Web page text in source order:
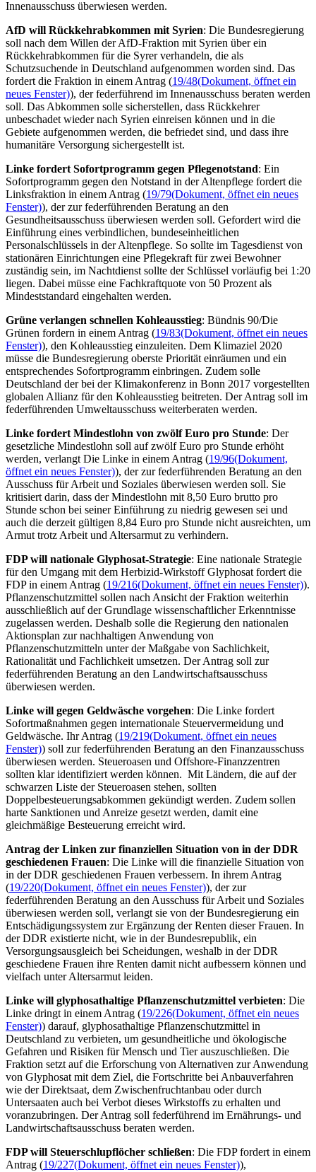
Innenausschuss überwiesen werden.
AfD will Rückkehrabkommen mit Syrien: Die Bundesregierung
soll nach dem Willen der AfD-Fraktion mit Syrien über ein
Rückkehrabkommen für die Syrer verhandeln, die als
Schutzsuchende in Deutschland aufgenommen worden sind. Das
fordert die Fraktion in einem Antrag (19/48(Dokument, öffnet ein
neues Fenster)), der federführend im Innenausschuss beraten werden
soll. Das Abkommen solle sicherstellen, dass Rückkehrer
unbeschadet wieder nach Syrien einreisen können und in die
Gebiete aufgenommen werden, die befriedet sind, und dass ihre
humanitäre Versorgung sichergestellt ist.
Linke fordert Sofortprogramm gegen Pflegenotstand: Ein
Sofortprogramm gegen den Notstand in der Altenpflege fordert die
Linksfraktion in einem Antrag (19/79(Dokument, öffnet ein neues
Fenster)), der zur federführenden Beratung an den
Gesundheitsausschuss überwiesen werden soll. Gefordert wird die
Einführung eines verbindlichen, bundeseinheitlichen
Personalschlüssels in der Altenpflege. So sollte im Tagesdienst von
stationären Einrichtungen eine Pflegekraft für zwei Bewohner
zuständig sein, im Nachtdienst sollte der Schlüssel vorläufig bei 1:20
liegen. Dabei müsse eine Fachkraftquote von 50 Prozent als
Mindeststandard eingehalten werden.
Grüne verlangen schnellen Kohleausstieg: Bündnis 90/Die
Grünen fordern in einem Antrag (19/83(Dokument, öffnet ein neues
Fenster)), den Kohleausstieg einzuleiten. Dem Klimaziel 2020
müsse die Bundesregierung oberste Priorität einräumen und ein
entsprechendes Sofortprogramm einbringen. Zudem solle
Deutschland der bei der Klimakonferenz in Bonn 2017 vorgestellten
globalen Allianz für den Kohleausstieg beitreten. Der Antrag soll im
federführenden Umweltausschuss weiterberaten werden.
Linke fordert Mindestlohn von zwölf Euro pro Stunde: Der
gesetzliche Mindestlohn soll auf zwölf Euro pro Stunde erhöht
werden, verlangt Die Linke in einem Antrag (19/96(Dokument,
öffnet ein neues Fenster)), der zur federführenden Beratung an den
Ausschuss für Arbeit und Soziales überwiesen werden soll. Sie
kritisiert darin, dass der Mindestlohn mit 8,50 Euro brutto pro
Stunde schon bei seiner Einführung zu niedrig gewesen sei und
auch die derzeit gültigen 8,84 Euro pro Stunde nicht ausreichten, um
Armut trotz Arbeit und Altersarmut zu verhindern.
FDP will nationale Glyphosat-Strategie: Eine nationale Strategie
für den Umgang mit dem Herbizid-Wirkstoff Glyphosat fordert die
FDP in einem Antrag (19/216(Dokument, öffnet ein neues Fenster)).
Pflanzenschutzmittel sollen nach Ansicht der Fraktion weiterhin
ausschließlich auf der Grundlage wissenschaftlicher Erkenntnisse
zugelassen werden. Deshalb solle die Regierung den nationalen
Aktionsplan zur nachhaltigen Anwendung von
Pflanzenschutzmitteln unter der Maßgabe von Sachlichkeit,
Rationalität und Fachlichkeit umsetzen. Der Antrag soll zur
federführenden Beratung an den Landwirtschaftsausschuss
überwiesen werden.
Linke will gegen Geldwäsche vorgehen: Die Linke fordert
Sofortmaßnahmen gegen internationale Steuervermeidung und
Geldwäsche. Ihr Antrag (19/219(Dokument, öffnet ein neues
Fenster)) soll zur federführenden Beratung an den Finanzausschuss
überwiesen werden. Steueroasen und Offshore-Finanzzentren
sollten klar identifiziert werden können. Mit Ländern, die auf der
schwarzen Liste der Steueroasen stehen, sollten
Doppelbesteuerungsabkommen gekündigt werden. Zudem sollen
harte Sanktionen und Anreize gesetzt werden, damit eine
gleichmäßige Besteuerung erreicht wird.
Antrag der Linken zur finanziellen Situation von in der DDR
geschiedenen Frauen: Die Linke will die finanzielle Situation von
in der DDR geschiedenen Frauen verbessern. In ihrem Antrag
(19/220(Dokument, öffnet ein neues Fenster)), der zur
federführenden Beratung an den Ausschuss für Arbeit und Soziales
überwiesen werden soll, verlangt sie von der Bundesregierung ein
Entschädigungssystem zur Ergänzung der Renten dieser Frauen. In
der DDR existierte nicht, wie in der Bundesrepublik, ein
Versorgungsausgleich bei Scheidungen, weshalb in der DDR
geschiedene Frauen ihre Renten damit nicht aufbessern können und
vielfach unter Altersarmut leiden.
Linke will glyphosathaltige Pflanzenschutzmittel verbieten: Die
Linke dringt in einem Antrag (19/226(Dokument, öffnet ein neues
Fenster)) darauf, glyphosathaltige Pflanzenschutzmittel in
Deutschland zu verbieten, um gesundheitliche und ökologische
Gefahren und Risiken für Mensch und Tier auszuschließen. Die
Fraktion setzt auf die Erforschung von Alternativen zur Anwendung
von Glyphosat mit dem Ziel, die Fortschritte bei Anbauverfahren
wie der Direktsaat, dem Zwischenfruchtanbau oder durch
Untersaaten auch bei Verbot dieses Wirkstoffs zu erhalten und
voranzubringen. Der Antrag soll federführend im Ernährungs- und
Landwirtschaftsausschuss beraten werden.
FDP will Steuerschlupflöcher schließen: Die FDP fordert in einem
Antrag (19/227(Dokument, öffnet ein neues Fenster)),